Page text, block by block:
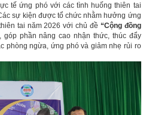
tế ứng phó với các tình huống thiên tai
sự kiện được tổ chức nhằm hưởng ứng
tai năm 2026 với chủ đề “Cộng đồng
, góp phần nâng cao nhận thức, thúc đẩy
phòng ngừa, ứng phó và giảm nhẹ rủi ro